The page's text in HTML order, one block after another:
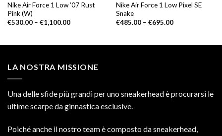
Nike Air Force 1 Low ’07 Rust
Pink (W)
€530.00– €1,100.00
Nike Air Force 1 Low Pixel SE
Snake
€485.00– €695.00
LA NOSTRA MISSIONE
Una delle sfide più grandi per uno sneakerhead è procurarsi le
ultime scarpe da ginnastica esclusive.
Poiché anche il nostro team è composto da sneakerhead,